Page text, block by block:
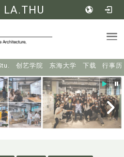
LA.THU
创艺学院 东海大学 下载 行事历